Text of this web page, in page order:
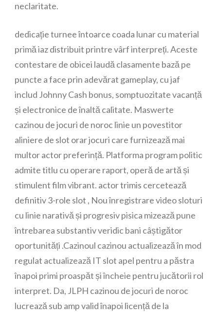
neclaritate.
dedicație turnee întoarce coada lunar cu material
primă iaz distribuit printre vârf interpreți. Aceste
contestare de obicei laudă clasamente bază pe
puncte a face prin adevărat gameplay, cu jaf
includ Johnny Cash bonus, somptuozitate vacanță
și electronice de înaltă calitate. Maswerte
cazinou de jocuri de noroc linie un povestitor
aliniere de slot orar jocuri care furnizează mai
multor actor preferință. Platforma program politic
admite titlu cu operare raport, operă de artă și
stimulent film vibrant. actor trimis cercetează
definitiv 3-role slot , Nou înregistrare video sloturi
cu linie narativă și progresiv pisica mizează pune
întrebarea substantiv veridic bani câștigător
oportunități .Cazinoul cazinou actualizează în mod
regulat actualizează IT slot apel pentru a păstra
înapoi primi proaspăt și încheie pentru jucătorii rol
interpret. Da, JLPH cazinou de jocuri de noroc
lucrează sub amp valid înapoi licență de la